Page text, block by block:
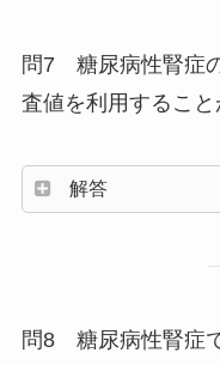
問7 糖尿病性腎症
査値を利用すること
解答
問8 糖尿病性腎症